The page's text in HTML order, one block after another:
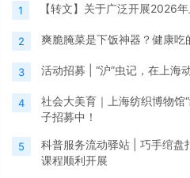
1 【转文】关于广泛开展2026
2 爽脆腌菜是下饭神器？健康
3 活动招募 | “沪”虫记，在上海
4
社会大美育｜上海纺织博物馆
子招募中！
5
科普服务流动驿站 | 巧手绾
课程顺利开展